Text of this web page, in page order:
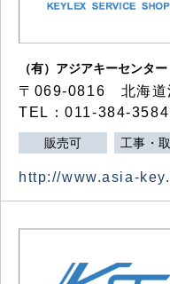
（有）アジアキーセンター
〒069-0816 北海道
TEL：011-384-
販売可 工事・
http://www.asia-